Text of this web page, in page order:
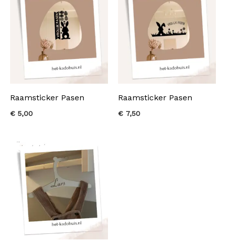
Raamsticker Pasen
€ 5,00
Raamsticker Pasen
€ 7,50